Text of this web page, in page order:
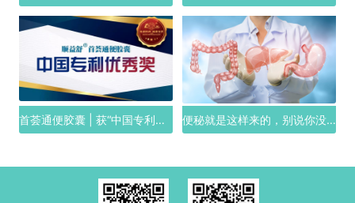
首荟通便胶囊 | 获“中国专利优秀奖” 便秘就是这样来的，别说你没有犯过？